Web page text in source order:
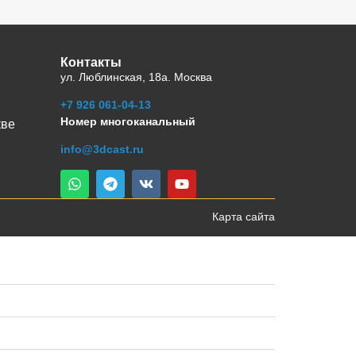
Контакты
ул. Люблинская, 18а. Москва
+7 926 061-04-13
Номер многоканальный
info@3dcast.ru
Карта сайта